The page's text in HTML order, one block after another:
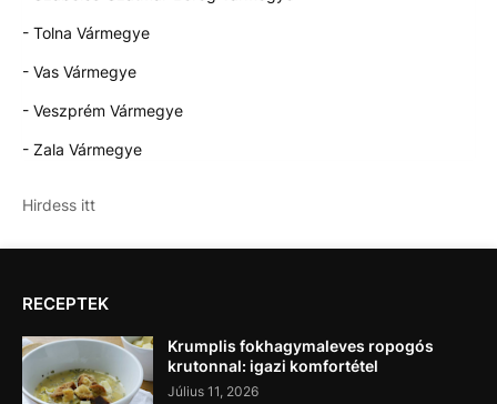
- Tolna Vármegye
- Vas Vármegye
- Veszprém Vármegye
- Zala Vármegye
Hirdess itt
RECEPTEK
Krumplis fokhagymaleves ropogós
krutonnal: igazi komfortétel
Július 11, 2026